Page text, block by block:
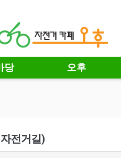
당 오후
전거길)